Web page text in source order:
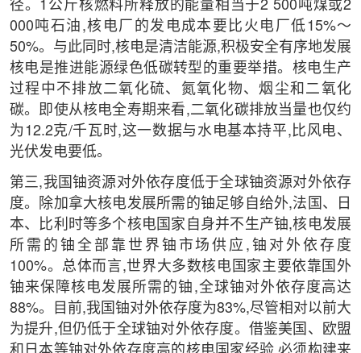
径。1公斤核燃料所释放的能量相当于2 500吨煤或2
000吨石油,核电厂的发电成本要比火电厂低15%～
50%。与此同时,核电是清洁能源,积极安全有序地发展
核电是推进能源绿色低碳转型的重要举措。核电生产
过程中不排放二氧化硫、氮氧化物、烟尘和二氧化
碳。即使从核电全寿期来看,二氧化碳排放当量也仅约
为12.2克/千瓦时,这一数据与水电基本持平,比风电、
光伏发电要低。
第三,我国铀资源对外依存度低于全球铀资源对外依存
度。除加拿大核电发展所需的铀足够自给外,法国、日
本、比利时等多个核电国家自身并不生产铀,核电发展
所需的铀全部靠世界铀市场供应,铀对外依存度
100%。总体而言,世界大多数核电国家主要依靠国外
铀来保障核电发展所需的铀,全球铀对外依存度高达
88%。目前,我国铀对外依存度为83%,尽管相对以前大
为提升,但仍低于全球铀对外依存度。借鉴美国、欧盟